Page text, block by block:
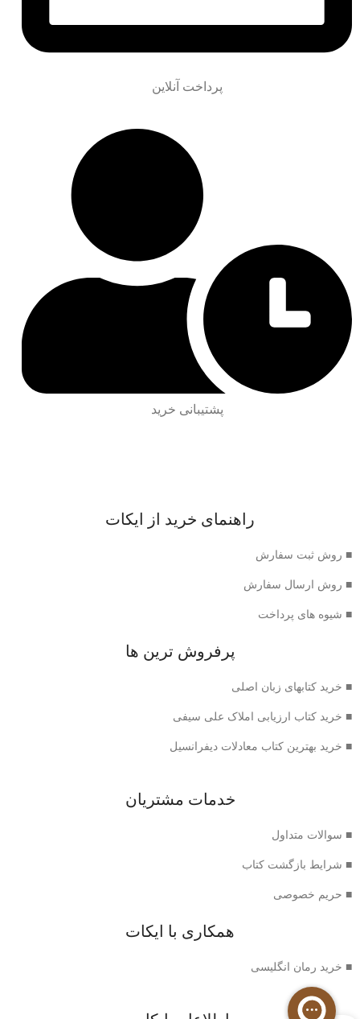
پرداخت آنلاین
پشتیبانی خرید
راهنمای خرید از ایکات
■ روش ثبت سفارش
■ روش ارسال سفارش
■ شیوه های پرداخت
پرفروش ترین ها
■ خرید کتابهای زبان اصلی
■ خرید کتاب ارزیابی املاک علی سیفی
■ خرید بهترین کتاب معادلات دیفرانسیل
خدمات مشتریان
■ سوالات متداول
■ شرایط بازگشت کتاب
■ حریم خصوصی
همکاری با ایکات
■ خرید رمان انگلیسی